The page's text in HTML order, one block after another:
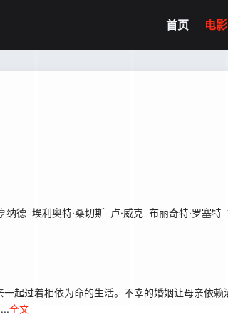
首页 电影
纳德 埃利奥特·桑切斯 卢·威克 布丽奇特·罗塞特
过着相依为命的生活。不幸的婚姻让母亲依赖
全文